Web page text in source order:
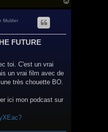
Mulder
FUTURE
toi. C'est un vrai
un vrai film avec de
très chouette BO.
ici mon podcast sur